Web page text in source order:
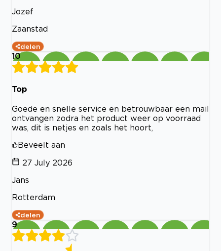
Jozef
Zaanstad
delen
10
Top
Goede en snelle service en betrouwbaar een mail
ontvangen zodra het product weer op voorraad
was, dit is netjes en zoals het hoort,
Beveelt aan
27 July 2026
Jans
Rotterdam
delen
9